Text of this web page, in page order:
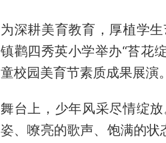
为深耕美育教育，厚植学
镇鹳四秀英小学举办“苔花
童校园美育节素质成果展演。
舞台上，少年风采尽情绽
姿、嘹亮的歌声、饱满的